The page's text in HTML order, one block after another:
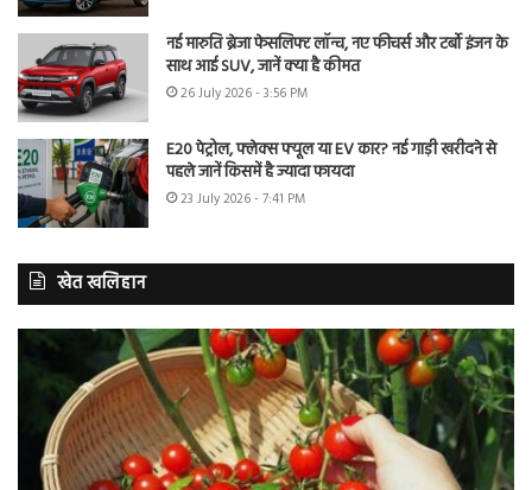
नई मारुति ब्रेजा फेसलिफ्ट लॉन्च, नए फीचर्स और टर्बो इंजन के
साथ आई SUV, जानें क्या है कीमत
26 July 2026 - 3:56 PM
E20 पेट्रोल, फ्लेक्स फ्यूल या EV कार? नई गाड़ी खरीदने से
पहले जानें किसमें है ज्यादा फायदा
23 July 2026 - 7:41 PM
खेत खलिहान